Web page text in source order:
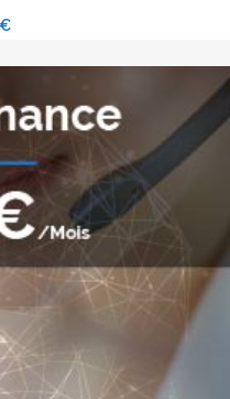
€